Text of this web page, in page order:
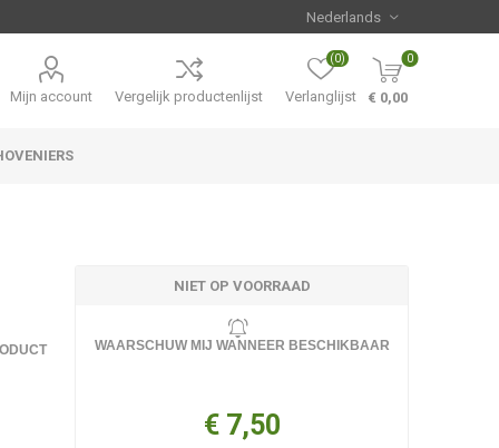
Mijn account Vergelijk productenlijst Verlanglijst
(0) 0
€ 0,00
NIET OP VOORRAAD
WAARSCHUW MIJ WANNEER BESCHIKBAAR
€ 7,50